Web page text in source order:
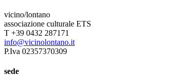
vicino/lontano
associazione culturale ETS
T +39 0432 287171
info@vicinolontano.it
P.Iva 02357370309
sede